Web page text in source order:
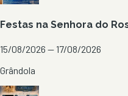
Festas na Senhora do
15/08/2026 — 17/08/2026
Grândola